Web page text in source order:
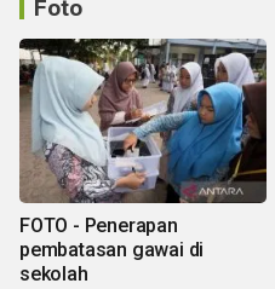
Foto
FOTO - Penerapan
pembatasan gawai di
sekolah